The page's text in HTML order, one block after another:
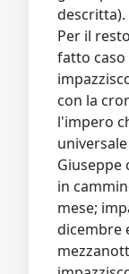
descritta).
Per il
fatto caso
con la
l'impero
Giuseppe
in
mese;
dicembre